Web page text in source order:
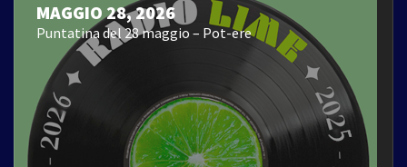
MAGGIO 28, 2026
Puntatina del 28 maggio – Pot-ere